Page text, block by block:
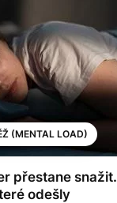
(MENTAL LOAD)
přestane snažit.
odešly